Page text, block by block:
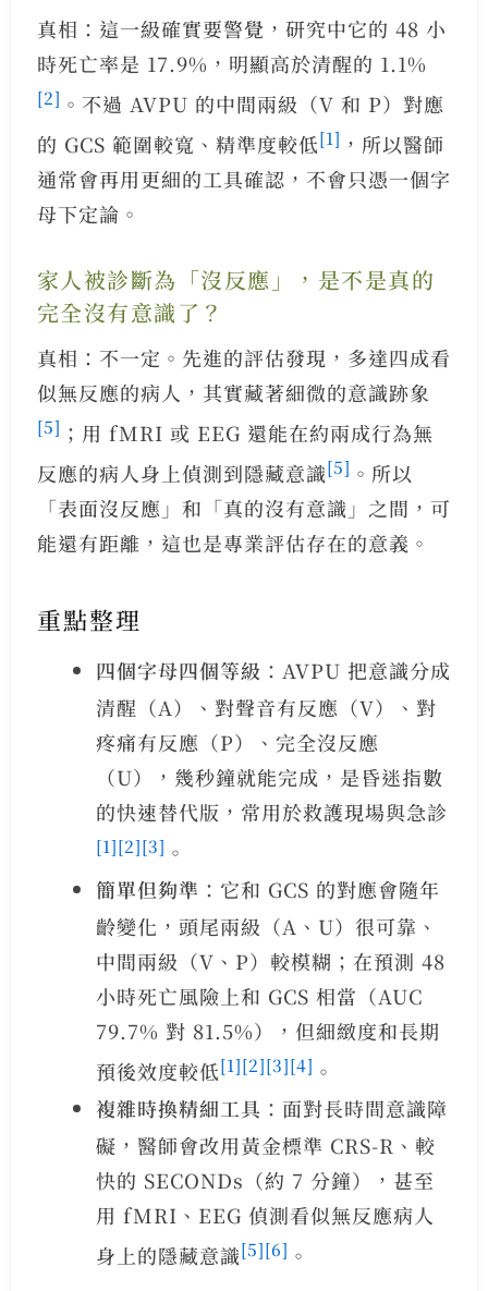
真相：這一級確實要警覺，研究中它的 48 小
時死亡率是 17.9%，明顯高於清醒的 1.1%
[2] 。不過 AVPU 的中間兩級（V 和 P）對應
的 GCS 範圍較寬、精準度較低[1] ，所以醫師
通常會再用更細的工具確認，不會只憑一個字
母下定論。
家人被診斷為「沒反應」，是不是真的
完全沒有意識了？
真相：不一定。先進的評估發現，多達四成看
似無反應的病人，其實藏著細微的意識跡象
[5] ；用 fMRI 或 EEG 還能在約兩成行為無
反應的病人身上偵測到隱藏意識[5] 。所以
「表面沒反應」和「真的沒有意識」之間，可
能還有距離，這也是專業評估存在的意義。
重點整理
四個字母四個等級 ：AVPU 把意識分成
清醒（A）、對聲音有反應（V）、對
疼痛有反應（P）、完全沒反應
（U），幾秒鐘就能完成，是昏迷指數
的快速替代版，常用於救護現場與急診
[1][2][3] 。
簡單但夠準 ：它和 GCS 的對應會隨年
齡變化，頭尾兩級（A、U）很可靠、
中間兩級（V、P）較模糊；在預測 48
小時死亡風險上和 GCS 相當（AUC
79.7% 對 81.5%），但細緻度和長期
預後效度較低[1][2][3][4] 。
複雜時換精細工具 ：面對長時間意識障
礙，醫師會改用黃金標準 CRS-R、較
快的 SECONDs（約 7 分鐘），甚至
用 fMRI、EEG 偵測看似無反應病人
身上的隱藏意識[5][6] 。